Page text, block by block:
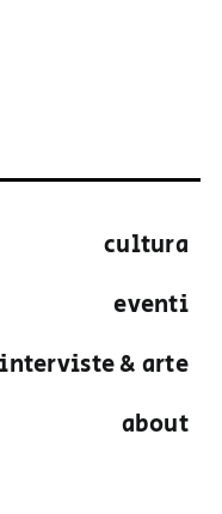
cultura
eventi
interviste & arte
about